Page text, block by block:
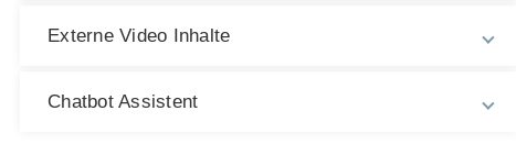
Externe Video Inhalte
Chatbot Assistent